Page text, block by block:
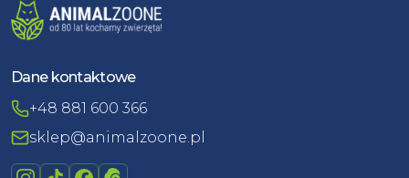
Dane kontaktowe
+48 881 600 366
sklep@animalzoone.pl